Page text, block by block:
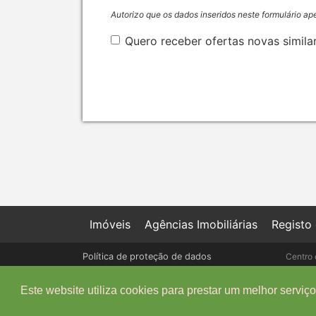
Este website utiliza cookies para prestar um melhor
Autorizo que os dados inseridos neste formulário
Quero receber ofertas novas
Imóveis Agências Imobiliárias Registo
Política de proteção de dados
Livro de Reclamações online
Centro